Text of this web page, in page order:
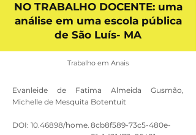
NO TRABALHO DOCENTE: uma
análise em uma escola pública
de São Luís- MA
Trabalho em Anais
Evanleide de Fatima Almeida Gusmão,
Michelle de Mesquita Botentuit
DOI: 10.46898/home. 8cb8f589-73c5-480e-